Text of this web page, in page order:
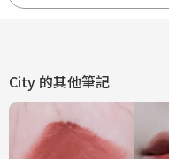
City 的其他筆記